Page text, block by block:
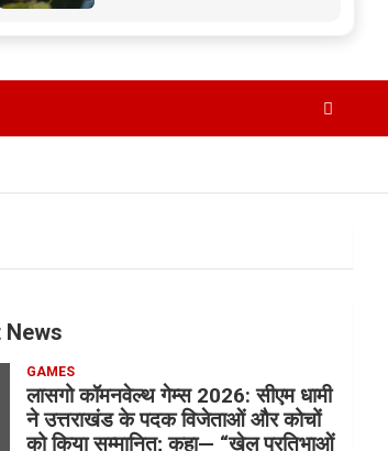
News
GAMES
लासगो कॉमनवेल्थ गेम्स 2026: सीएम धामी
ने उत्तराखंड के पदक विजेताओं और कोचों
को किया सम्मानित; कहा— “खेल प्रतिभाओं